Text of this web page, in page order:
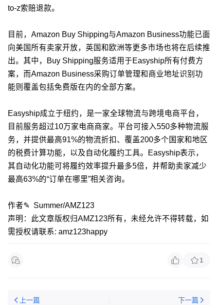
to-z索赔退款。
目前，Amazon Buy Shipping与Amazon Business功能已面
向美国所有卖家开放，英国和欧洲等更多市场也将在后续推
出。其中，Buy Shipping服务适用于Easyship所有付费方
案，而Amazon Business采购订单管理和商业地址识别功
能则覆盖包括免费版在内的全部方案。
Easyship成立于纽约，是一家全球物流与跨境电商平台，
目前服务超过10万家电商商家。平台可接入550多种物流服
务，并提供最高91%的物流折扣、覆盖200多个国家和地区
的税费计算功能，以及自动化履约工具。Easyship表示，
其自动化功能可将履约效率提升最多5倍，并帮助卖家减少
最高63%的“订单在哪里”相关咨询。
作者✎ Summer/AMZ123
声明：此文章版权归AMZ123所有，未经允许不得转载，如
需授权请联系: amz123happy
1
上一篇
下一篇